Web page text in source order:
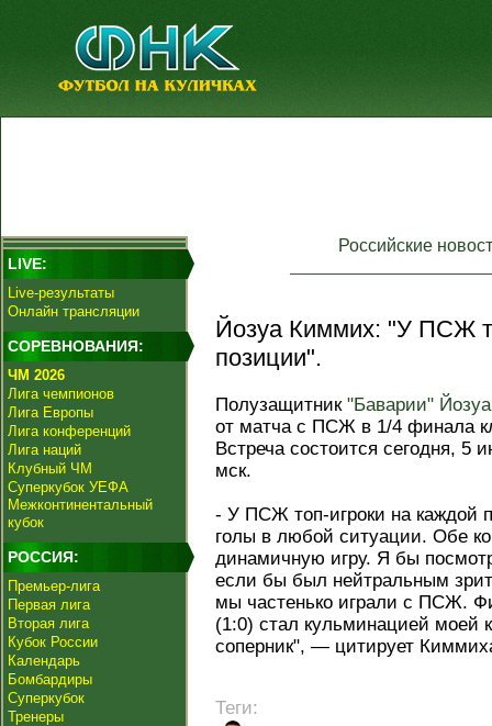
LIVE:
Live-результаты
Онлайн трансляции
СОРЕВНОВАНИЯ:
ЧМ 2026
Лига чемпионов
Лига Европы
Лига конференций
Лига наций
Клубный ЧМ
Суперкубок УЕФА
Межконтинентальный
кубок
РОССИЯ:
Премьер-лига
Первая лига
Вторая лига
Кубок России
Календарь
Бомбардиры
Суперкубок
Тренеры
Российские
Йозуа Киммих: "У ПСЖ
позиции".
Полузащитник "Баварии"
от матча с ПСЖ в 1/4 финала
Встреча состоится сегодня, 5
мск.
- У ПСЖ топ-игроки на каждой
голы в любой ситуации. Обе
динамичную игру. Я бы
если бы был нейтральным
мы частенько играли с ПСЖ.
(1:0) стал кульминацией
соперник", — цитирует
Теги: